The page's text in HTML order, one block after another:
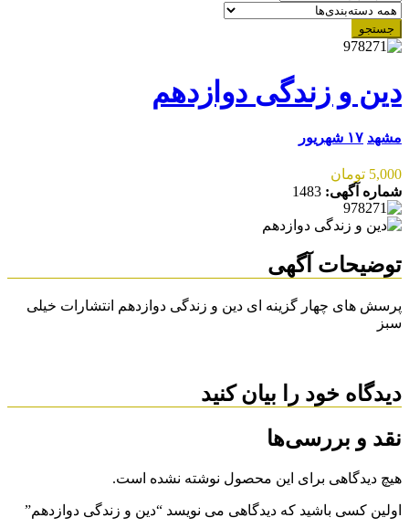
جستجو
دین و زندگی دوازدهم
مشهد ۱۷ شهریور
5,000 تومان
شماره آگهی: 1483
توضیحات آگهی
پرسش های چهار گزینه ای دین و زندگی دوازدهم انتشارات خیلی
سبز
دیدگاه خود را بیان کنید
نقد و بررسی‌ها
هیچ دیدگاهی برای این محصول نوشته نشده است.
اولین کسی باشید که دیدگاهی می نویسد “دین و زندگی دوازدهم”